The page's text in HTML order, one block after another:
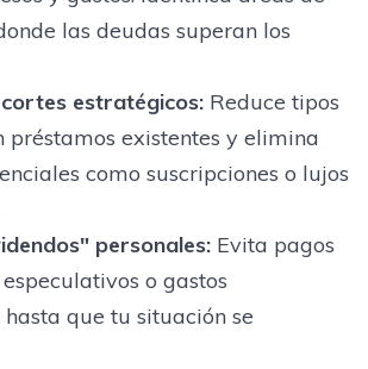
las deudas superan los
estratégicos:Reduce tipos
préstamos existentes y elimina
como suscripciones o lujos
personales:Evita pagos
o gastos
hasta que tu situación se